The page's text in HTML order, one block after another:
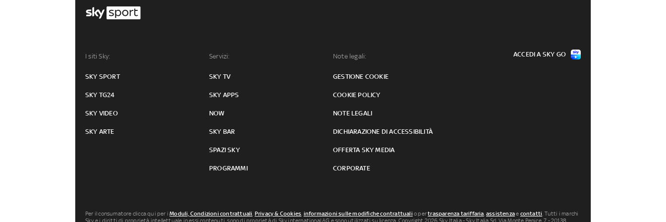
I siti Sky:
SKY SPORT
SKY TG24
SKY VIDEO
SKY ARTE
Servizi:
SKY TV
SKY APPS
NOW
SKY BAR
SPAZI SKY
PROGRAMMI
Note legali:
GESTIONE COOKIE
COOKIE POLICY
NOTE LEGALI
DICHIARAZIONE DI ACCESSIBILITÀ
OFFERTA SKY MEDIA
CORPORATE
ACCEDI A SKY GO
Per il consumatore clicca qui per iModuli, Condizioni contrattuali, Privacy & Cookies, informazioni sulle modifiche contrattuali o pertrasparenza tariffaria,assistenzae contatti. Tutti i marchi
Sky e i diritti di proprietà intellettuale in essi contenuti, sono di proprietà di Sky international AG e sono utilizzati su licenza. Copyright 2026 Sky Italia - Sky Italia Srl Via Monte Penice, 7 - 20138